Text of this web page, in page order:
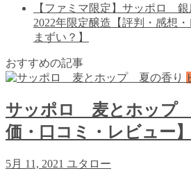
【ファミマ限定】サッポロ
2022年限定醸造【評判・感想
まずい？】
おすすめの記事
サッポロ 麦とホップ
価・口コミ・レビュー】
5月 11, 2021 ユタロー